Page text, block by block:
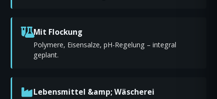
Mit Flockung
Polymere, Eisensalze, pH-Regelung – integral
geplant.
Lebensmittel &amp; Wäscherei